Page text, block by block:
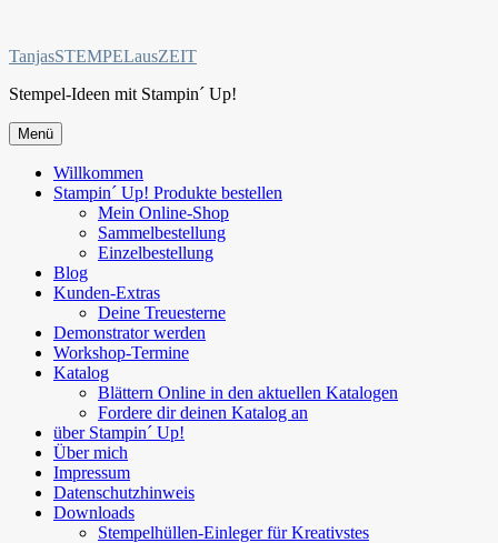
springen
TanjasSTEMPELausZEIT
Stempel-Ideen mit Stampin´ Up!
Menü
Willkommen
Stampin´ Up! Produkte bestellen
Mein Online-Shop
Sammelbestellung
Einzelbestellung
Blog
Kunden-Extras
Deine Treuesterne
Demonstrator werden
Workshop-Termine
Katalog
Blättern Online in den aktuellen Katalogen
Fordere dir deinen Katalog an
über Stampin´ Up!
Über mich
Impressum
Datenschutzhinweis
Downloads
Stempelhüllen-Einleger für Kreativstes